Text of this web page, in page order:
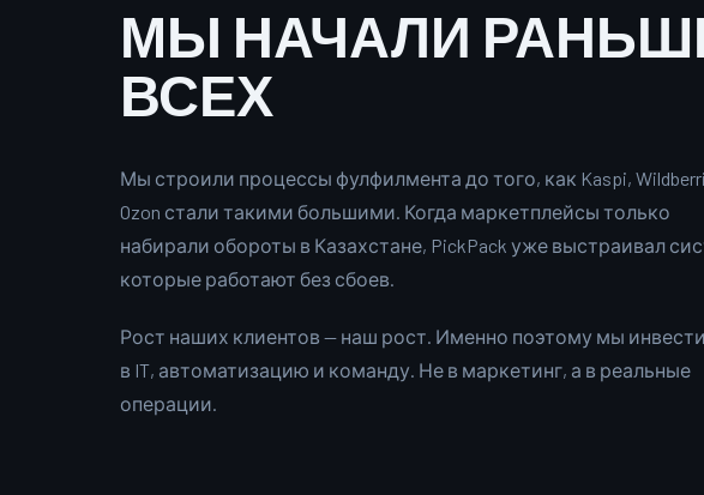
МЫ НАЧАЛИ
ВСЕХ
Мы строили процессы фулфилмента до того, как Kaspi,
Ozon стали такими большими. Когда маркетплейсы только
набирали обороты в Казахстане, PickPack уже выстраивал
которые работают без сбоев.
Рост наших клиентов — наш рост. Именно поэтому мы
в IT, автоматизацию и команду. Не в маркетинг, а в реальные
операции.